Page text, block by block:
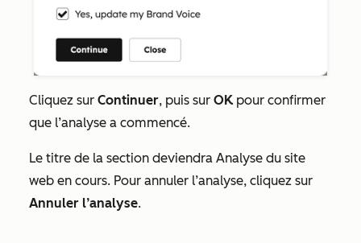
Cliquez sur Continuer, puis sur OK pour confirmer
que l’analyse a commencé.
Le titre de la section deviendra Analyse du site
web en cours. Pour annuler l’analyse, cliquez sur
Annuler l’analyse.